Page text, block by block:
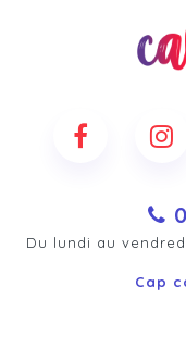
Du lundi au
Cap